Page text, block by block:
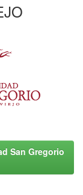
San Gregorio